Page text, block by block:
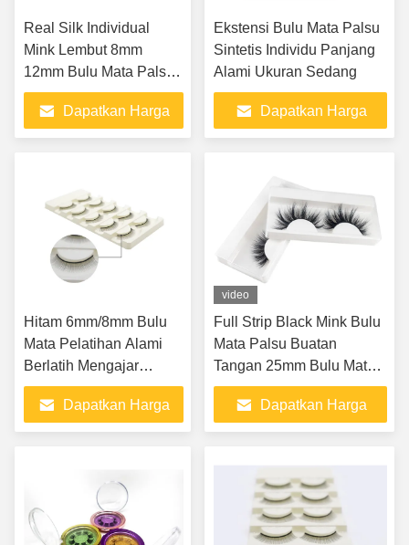
Real Silk Individual
Mink Lembut 8mm
12mm Bulu Mata Palsu
Alami
Dapatkan Harga
Ekstensi Bulu Mata Palsu
Sintetis Individu Panjang
Alami Ukuran Sedang
Dapatkan Harga
Hitam 6mm/8mm Bulu
Mata Pelatihan Alami
Berlatih Mengajar
Pencangkokan mudah
Dapatkan Harga
video
Full Strip Black Mink Bulu
Mata Palsu Buatan
Tangan 25mm Bulu Mata
Palsu Alami
Dapatkan Harga